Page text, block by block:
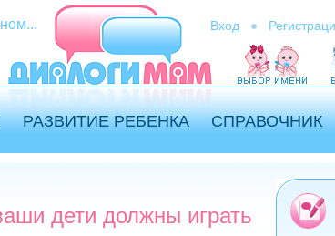
Вход
РАЗВИТИЕ РЕБЕНКА СПРАВОЧНИК
дети должны играть